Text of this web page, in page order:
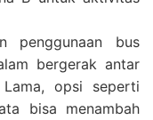
penggunaan bus
bergerak antar
opsi seperti
bisa menambah